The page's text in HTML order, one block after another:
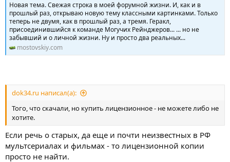
Новая тема. Свежая строка в моей форумной жизни. И, как и в
прошлый раз, открываю новую тему классными картинками. Только
теперь не двумя, как в прошлый раз, а тремя. Геракл,
присоединившийся к команде Могучих Рейнджеров... ... но не
забывший и о личной жизни. Ну и просто два реальных...
mostovskiy.com
dok34.ru написал(а):
Того, что скачали, но купить лицензионное - не можете либо не
хотите.
Если речь о старых, да еще и почти неизвестных в РФ
мультсериалах и фильмах - то лицензионной копии
просто не найти.